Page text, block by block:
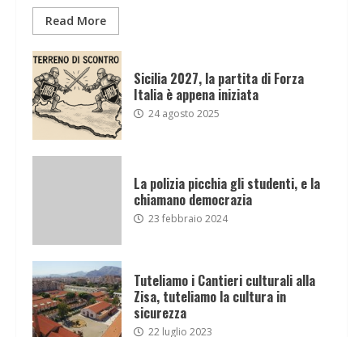
Read More
Sicilia 2027, la partita di Forza
Italia è appena iniziata
24 agosto 2025
La polizia picchia gli studenti, e la
chiamano democrazia
23 febbraio 2024
Tuteliamo i Cantieri culturali alla
Zisa, tuteliamo la cultura in
sicurezza
22 luglio 2023